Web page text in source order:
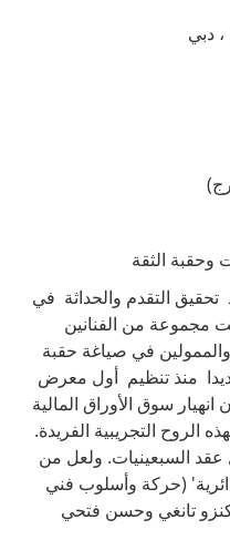
دبي
التقدم والحداثة في
مجموعة من الفنانين
والممولين في صياغة حقبة
منذ تنظيم أول معرض
1942. ويُقال إن انهيار سوق الأوراق المالية
لهذه الروح التجريبية الفريدة.
عقد السبعينيات. ولعل من
(حركة وأسلوب فني
تانغي وحسن فتحي